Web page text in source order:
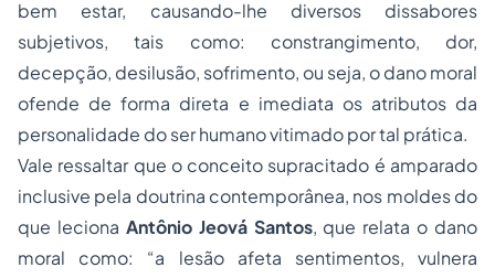
bem estar, causando-lhe diversos dissabores
subjetivos, tais como: constrangimento, dor,
decepção, desilusão, sofrimento, ou seja, o dano moral
ofende de forma direta e imediata os atributos da
personalidade do ser humano vitimado por tal prática.
Vale ressaltar que o conceito supracitado é amparado
inclusive pela doutrina contemporânea, nos moldes do
que leciona Antônio Jeová Santos, que relata o dano
moral como: “a lesão afeta sentimentos, vulnera